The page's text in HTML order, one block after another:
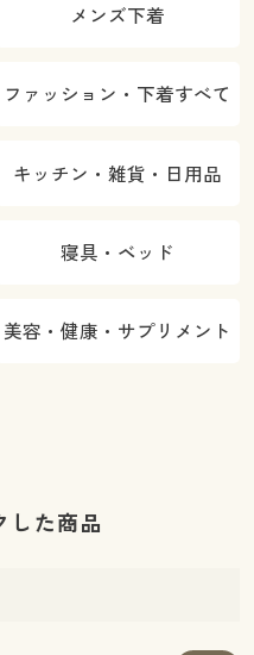
メンズ下着
ファッション・下着すべて
キッチン・雑貨・日用品
寝具・ベッド
美容・健康・サプリメント
した商品